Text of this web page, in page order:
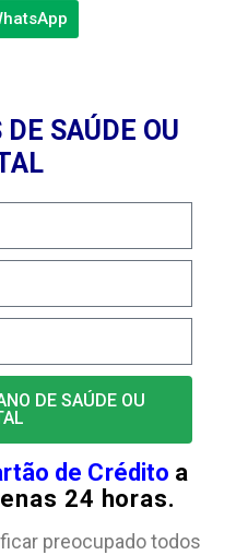
SAÚDE OU
DE SAÚDE OU
de Crédito a
24 horas.
preocupado todos